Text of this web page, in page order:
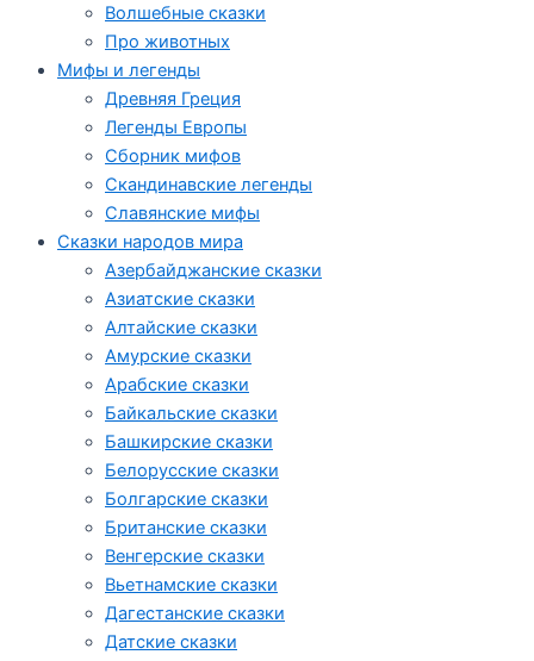
Волшебные сказки
Про животных
Мифы и легенды
Древняя Греция
Легенды Европы
Сборник мифов
Скандинавские легенды
Славянские мифы
Сказки народов мира
Азербайджанские сказки
Азиатские сказки
Алтайские сказки
Амурские сказки
Арабские сказки
Байкальские сказки
Башкирские сказки
Белорусские сказки
Болгарские сказки
Британские сказки
Венгерские сказки
Вьетнамские сказки
Дагестанские сказки
Датские сказки